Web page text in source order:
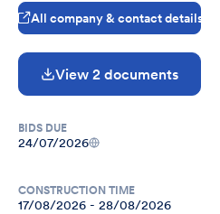
All company & contact details
View 2 documents
BIDS DUE
24/07/2026
CONSTRUCTION TIME
17/08/2026 - 28/08/2026